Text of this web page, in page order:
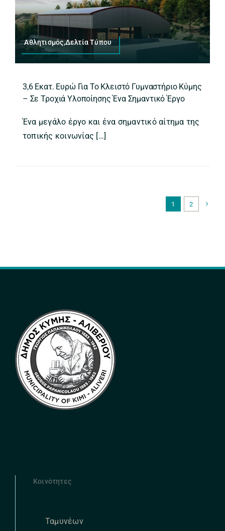
Αθλητισμός,Δελτία Τύπου
3,6 Εκατ. Ευρώ Για Το Κλειστό Γυμναστήριο Κύμης
– Σε Τροχιά Υλοποίησης Ένα Σημαντικό Έργο
Ένα μεγάλο έργο και ένα σημαντικό αίτημα της
τοπικής κοινωνίας […]
1 2
Κοινότητες
Ταμυνέων